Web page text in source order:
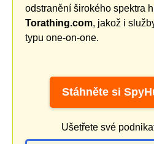
odstranění širokého spektra
Torathing.com, jakož i
typu one-on-one.
Stáhněte si
Ušetřete své